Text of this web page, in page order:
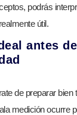
podrás
útil.
antes
de preparar bien
medición ocurre